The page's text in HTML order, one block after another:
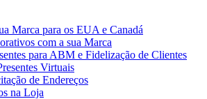
Marca para os EUA e Canadá
com a sua Marca
para ABM e Fidelização de Clientes
Virtuais
de Endereços
na Loja